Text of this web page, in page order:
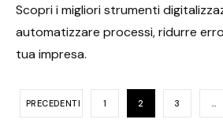
Scopri i migliori strumenti
automatizzare processi, ridurre
tua impresa.
PRECEDENTI 1 2 3 …